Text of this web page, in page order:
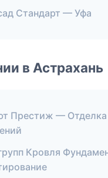
Стандарт — Уфа
в Астрахань
Престиж — Отделка
Кровля